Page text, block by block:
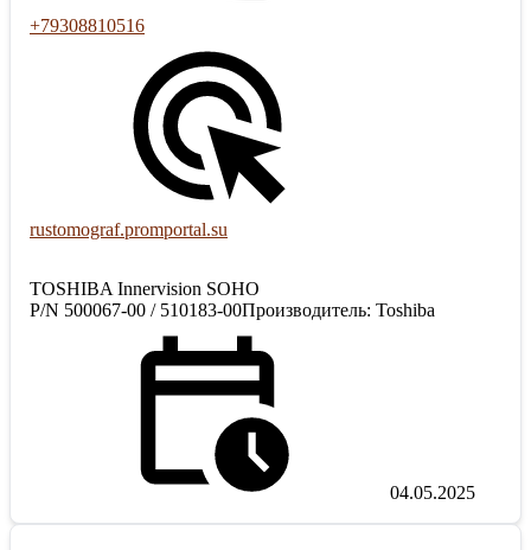
+79308810516
rustomograf.promportal.su
TOSHIBA Innervision SOHO
P/N 500067-00 / 510183-00Производитель: Toshiba
04.05.2025